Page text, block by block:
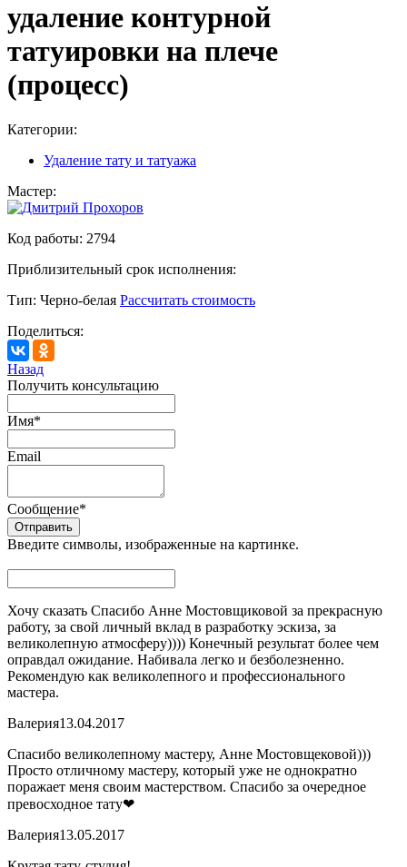
удаление контурной
татуировки на плече
(процесс)
Категории:
Удаление тату и татуажа
Мастер:
Код работы: 2794
Приблизительный срок исполнения:
Тип: Черно-белая Рассчитать стоимость
Поделиться:
Назад
Получить консультацию
Имя*
Email
Сообщение*
Введите символы, изображенные на картинке.
Хочу сказать Спасибо Анне Мостовщиковой за прекрасную
работу, за свой личный вклад в разработку эскиза, за
великолепную атмосферу)))) Конечный результат более чем
оправдал ожидание. Набивала легко и безболезненно.
Рекомендую как великолепного и профессионального
мастера.
Валерия13.04.2017
Спасибо великолепному мастеру, Анне Мостовщековой)))
Просто отличному мастеру, который уже не однократно
поражает меня своим мастерством. Спасибо за очередное
превосходное тату❤
Валерия13.05.2017